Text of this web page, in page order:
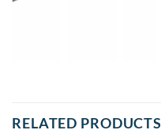
RELATED PRODUCTS